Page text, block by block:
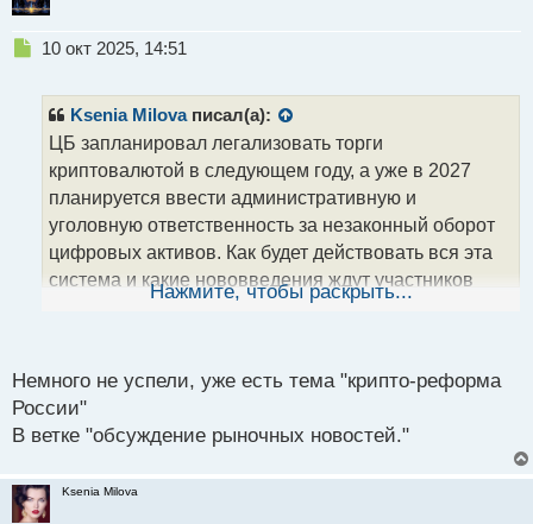
Н
т
10 окт 2025, 14:51
Ksenia Milovaписал(а):
ЦБ запланировал легализовать торги
криптовалютой в следующем году, а уже в 2027
планируется ввести административную и
уголовную ответственность за незаконный оборот
цифровых активов. Как будет действовать вся эта
система и какие нововведения ждут участников
крипторынка мы расскажем в нашем материале.
произведена легализация торговли криптовалютой
в России. Также планируется введение
специальных лицензий, чтобы до конца
которые могли легально работать с такими
Нажмите, чтобы раскрыть...
Немного не успели, уже есть тема "крипто-реформа
России"
В ветке "обсуждение рыночных новостей."
Ksenia Milova